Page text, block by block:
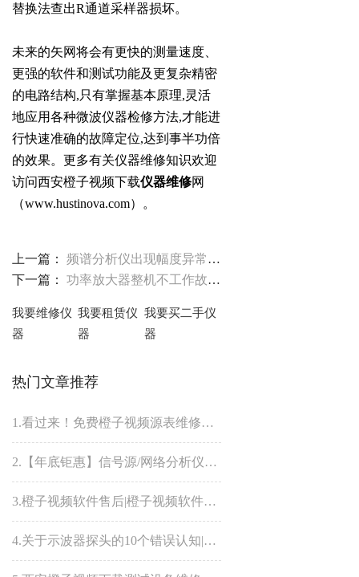
替换法查出R通道采样器损坏。
未来的矢网将会有更快的测量速度、
更强的软件和测试功能及更复杂精密
的电路结构,只有掌握基本原理,灵活
地应用各种微波仪器检修方法,才能进
行快速准确的故障定位,达到事半功倍
的效果。更多有关仪器维修知识欢迎
访问西安橙子视频下载仪器维修网
（www.hustinova.com）。
上一篇： 频谱分析仪出现幅度异常现象怎么办？橙子视频下载测试工程师为您分享
下一篇： 功率放大器整机不工作故障怎么办？橙子视频下载测试工程师为您解答
我要维修仪
器
我要租赁仪
器
我要买二手仪
器
热门文章推荐
1.看过来！免费橙子视频源表维修八折优惠来了！
2.【年底钜惠】信号源/网络分析仪维修unlevel故障8折优惠
3.橙子视频软件售后|橙子视频软件为什么贵？橙子视频软件仪器维修哪家好？
4.关于示波器探头的10个错误认知|橙子视频下载维修分享